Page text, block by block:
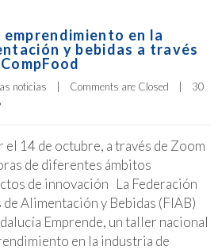
en la
y bebidas a través
noticias Comments are Closed
30
el 14 de octubre, a través de Zoom
de diferentes ámbitos
de innovación La Federación
Alimentación y Bebidas (FIAB)
Emprende, un taller nacional
en la industria de